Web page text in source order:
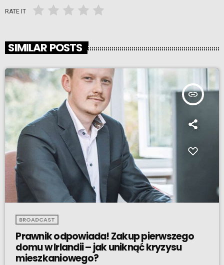
RATE IT
SIMILAR POSTS
insert_link
BROADCAST
Prawnik odpowiada! Zakup pierwszego
domu w Irlandii – jak uniknąć kryzysu
mieszkaniowego?